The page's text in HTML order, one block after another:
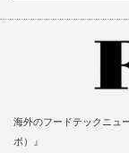
海外のフードテックニュ
ボ）』